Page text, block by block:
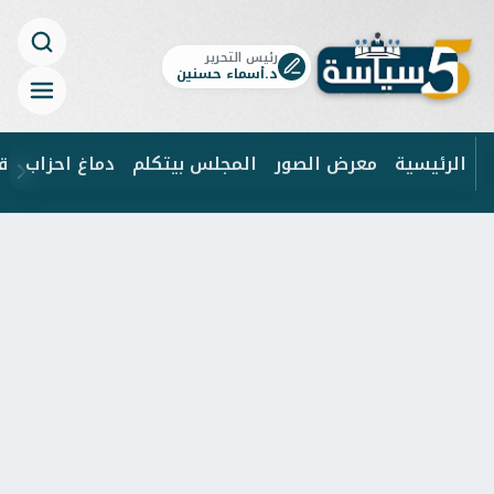
رئيس التحرير
د.أسماء حسنين
الرئيسية معرض الصور المجلس بيتكلم دماغ احزاب